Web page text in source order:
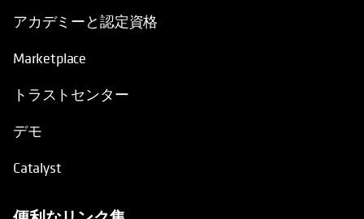
アカデミーと認定資格
Marketplace
トラストセンター
デモ
Catalyst